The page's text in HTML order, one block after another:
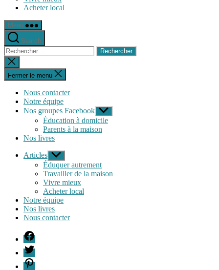
Acheter local
Menu
Search
Rechercher :
Fermer
la
recherche
Fermer le menu
Nous contacter
Notre équipe
Nos groupes Facebook Afficher
le
sous-
menu
Éducation à domicile
Parents à la maison
Nos livres
Articles Afficher
le
sous-
menu
Éduquer autrement
Travailler de la maison
Vivre mieux
Acheter local
Notre équipe
Nos livres
Nous contacter
F
T
P